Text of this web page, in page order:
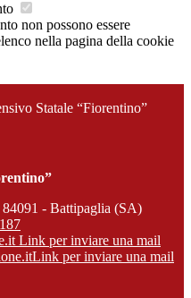
non possono essere
nella pagina della cookie
Statale “Fiorentino”
- Battipaglia (SA)
Link per inviare una mail
Link per inviare una mail